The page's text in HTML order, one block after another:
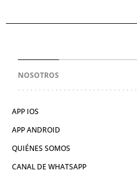
NOSOTROS
APP IOS
APP ANDROID
QUIÉNES SOMOS
CANAL DE WHATSAPP